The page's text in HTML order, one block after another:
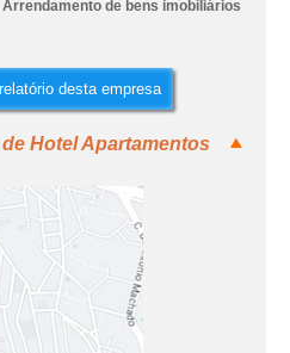
Arrendamento de bens imobiliários
desta empresa
Hotel Apartamentos